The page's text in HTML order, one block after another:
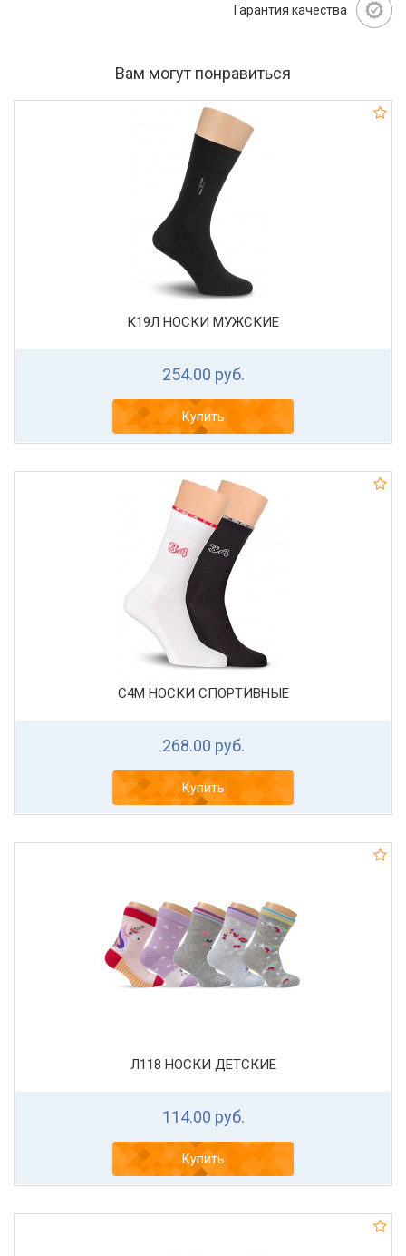
Гарантия качества
Вам могут понравиться
К19Л НОСКИ МУЖСКИЕ
254.00 руб.
Купить
С4М НОСКИ СПОРТИВНЫЕ
268.00 руб.
Купить
Л118 НОСКИ ДЕТСКИЕ
114.00 руб.
Купить